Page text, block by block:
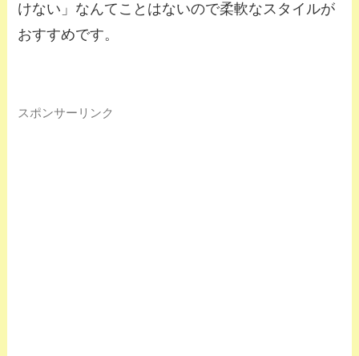
けない」なんてことはないので柔軟なスタイルが
おすすめです。
スポンサーリンク